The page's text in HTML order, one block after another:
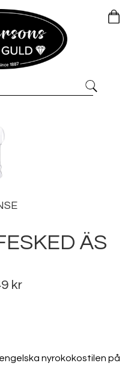
ÄS
kr
nyrokokostilen på